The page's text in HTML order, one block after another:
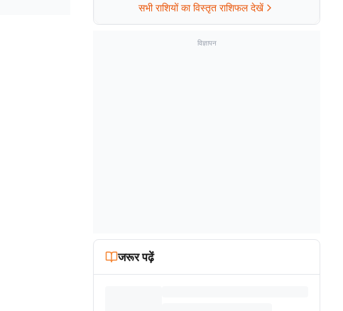
सभी राशियों का विस्तृत राशिफल देखें
विज्ञापन
जरूर पढ़ें